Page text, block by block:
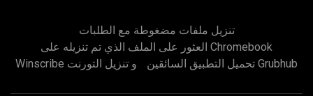
تنزيل ملفات مضغوطة مع الطلبات
العثور على الملف الذي تم تنزيله على Chromebook
Winscribe و تنزيل التورنت
تحميل التطبيق السائقين Grubhub